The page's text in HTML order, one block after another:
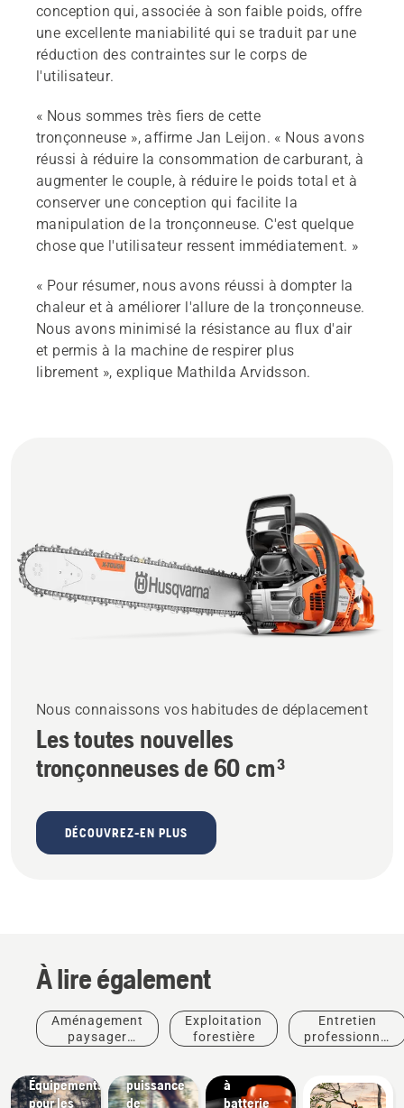
conception qui, associée à son faible poids, offre
une excellente maniabilité qui se traduit par une
réduction des contraintes sur le corps de
l'utilisateur.
« Nous sommes très fiers de cette
tronçonneuse », affirme Jan Leijon. « Nous avons
réussi à réduire la consommation de carburant, à
augmenter le couple, à réduire le poids total et à
conserver une conception qui facilite la
manipulation de la tronçonneuse. C'est quelque
chose que l'utilisateur ressent immédiatement. »
« Pour résumer, nous avons réussi à dompter la
chaleur et à améliorer l'allure de la tronçonneuse.
Nous avons minimisé la résistance au flux d'air
et permis à la machine de respirer plus
librement », explique Mathilda Arvidsson.
Nous connaissons vos habitudes de déplacement
Les toutes nouvelles
tronçonneuses de 60 cm³
DÉCOUVREZ-EN PLUS
À lire également
Aménagement
paysager
Exploitation
forestière
Entretien
professionnel
Équipements
pour les
et
de
l'entretien
des arbres
puissance
de
T542i XP®
– La
première
à
batterie